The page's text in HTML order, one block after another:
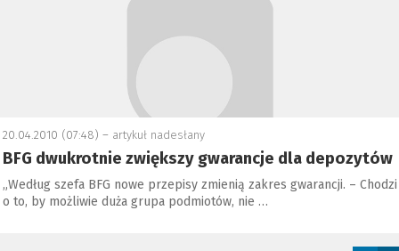
20.04.2010 (07:48) – artykuł nadesłany
BFG dwukrotnie zwiększy gwarancje dla depozytów
„Według szefa BFG nowe przepisy zmienią zakres gwarancji. – Chodzi
o to, by możliwie duża grupa podmiotów, nie …